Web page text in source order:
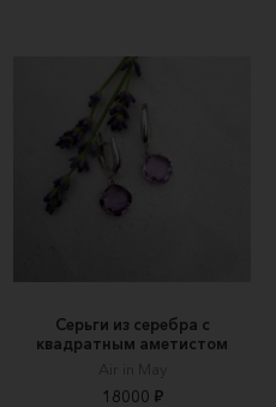
Серьги из серебра с
квадратным аметистом
Air in May
18000 ₽